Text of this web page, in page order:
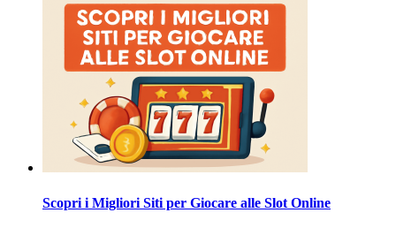
Scopri i Migliori Siti per Giocare alle Slot Online